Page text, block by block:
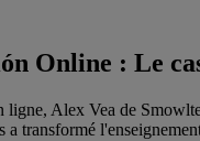
Online : Le
Alex Vea de
transformé